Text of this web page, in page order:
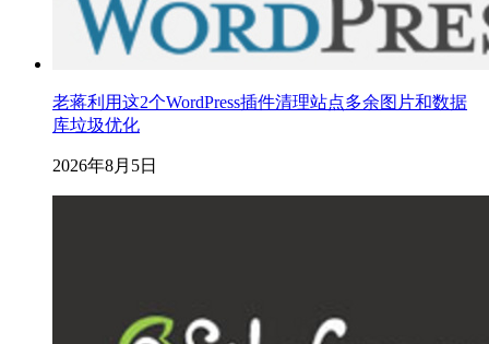
老蒋利用这2个WordPress插件清理站点多余图片和数据
库垃圾优化
2026年8月5日